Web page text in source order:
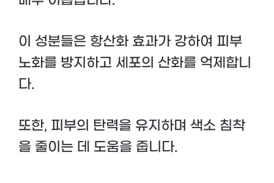
이 성분들은 항산화 효과가 강하여 피부
노화를 방지하고 세포의 산화를 억제합니
다.
또한, 피부의 탄력을 유지하며 색소 침착
을 줄이는 데 도움을 줍니다.